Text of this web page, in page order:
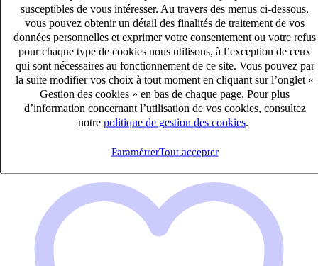
susceptibles de vous intéresser. Au travers des menus ci-dessous,
vous pouvez obtenir un détail des finalités de traitement de vos
données personnelles et exprimer votre consentement ou votre refus
pour chaque type de cookies nous utilisons, à l’exception de ceux
qui sont nécessaires au fonctionnement de ce site. Vous pouvez par
la suite modifier vos choix à tout moment en cliquant sur l’onglet «
Gestion des cookies » en bas de chaque page. Pour plus
d’information concernant l’utilisation de vos cookies, consultez
notre politique de gestion des cookies
ParamétrerTout accepter
EXPERT COMPTABLE MEMORIALISTE (H/F)
CDI
40k – 50k €
Mérignac, Gironde (33700)
Publié le 08/08/2026
Audit & Expertise Comptable